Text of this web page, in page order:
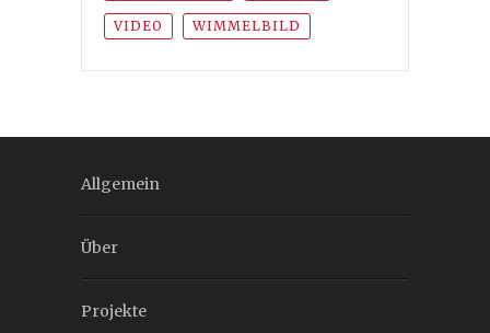
VIDEO WIMMELBILD
Allgemein
Über
Projekte